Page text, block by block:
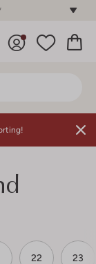
22 23